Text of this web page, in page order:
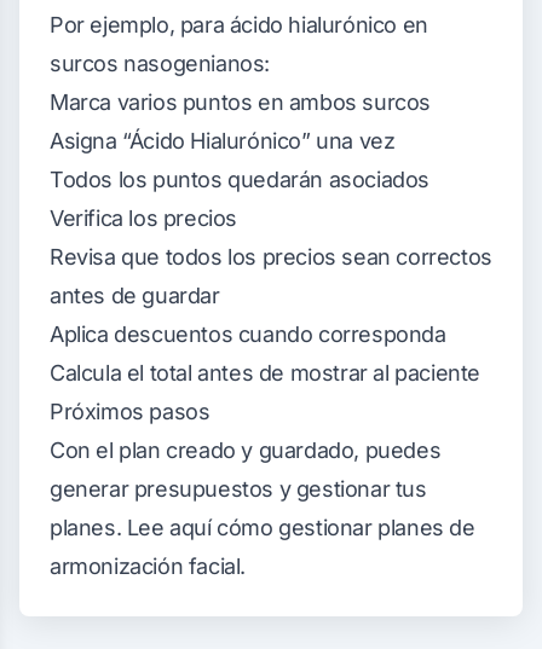
Por ejemplo, para ácido hialurónico en
surcos nasogenianos:
Marca varios puntos en ambos surcos
Asigna “Ácido Hialurónico” una vez
Todos los puntos quedarán asociados
Verifica los precios
Revisa que todos los precios sean correctos
antes de guardar
Aplica descuentos cuando corresponda
Calcula el total antes de mostrar al paciente
Próximos pasos
Con el plan creado y guardado, puedes
generar presupuestos y gestionar tus
planes. Lee aquí cómo gestionar planes de
armonización facial.